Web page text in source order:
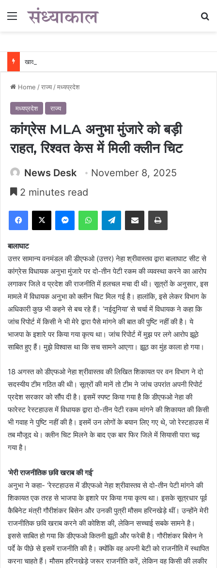
Menu
Home /राज्य /मध्यप्रदेश
मध्यप्रदेश राज्य
कांग्रेस MLA अनुभा मुंजारे को बड़ी
राहत, रिश्वत केस में मिली क्लीन चिट
News Desk
November 8, 2025
2 minutes read
Facebook
X MessengerWhatsAppTelegramShare via Email Print
बालाघाट
उत्तर सामान्य वनमंडल की डीएफओ (उत्तर) नेहा श्रीवास्तव द्वारा बालाघाट सीट से
कांग्रेस विधायक अनुभा मुंजारे पर दो-तीन पेटी रकम की व्यवस्था करने का आरोप
लगाकर जिले व प्रदेश की राजनीति में हलचल मचा दी थी। सूत्रों के अनुसार, इस
मामले में विधायक अनुभा को क्लीन चिट मिल गई है। हालांकि, इसे लेकर विभाग के
अधिकारी कुछ भी कहने से बच रहे हैं। ‘नईदुनिया’ से चर्चा में विधायक ने कहा कि
जांच रिपोर्ट में किसी ने भी मेरे द्वारा पैसे मांगने की बात की पुष्टि नहीं की है। ये
भाजपा के इशारे पर किया गया कृत्य था। जांच रिपोर्ट में मुझ पर लगे आरोप झूठे
साबित हुए हैं। मुझे विश्वास था कि सच सामने आएगा। झूठ का मुंह काला हो गया।
18 अगस्त को डीएफओ नेहा श्रीवास्तव की लिखित शिकायत पर वन विभाग ने दो
सदस्यीय टीम गठित की थी। सूत्रों की मानें तो टीम ने जांच उपरांत अपनी रिपोर्ट
प्रदेश सरकार को सौंप दी है। इसमें स्पष्ट किया गया है कि डीएफओ नेहा की
फारेस्ट रेस्टहाउस में विधायक द्वारा दो-तीन पेटी रकम मांगने की शिकायत की किसी
भी गवाह ने पुष्टि नहीं की है। इसमें उन लाेगों के बयान लिए गए थे, जो रेस्टहाउस में
तब मौजूद थे। क्लीन चिट मिलने के बाद एक बार फिर जिले में सियासी पारा चढ़
गया है।
‘मेरी राजनीतिक छवि खराब की गई’
अनुभा ने कहा- ‘रेस्टहाउस में डीएफओ नेहा श्रीवास्तव से दो-तीन पेटी मांगने की
शिकायत एक तरह से भाजपा के इशारे पर किया गया कृत्य था। इसके सूत्रधार पूर्व
कैबिनेट मंत्री गौरीशंकर बिसेन और उनकी पुत्री मौसम हरिनखेड़े थीं। उन्होंने मेरी
राजनीतिक छवि खराब करने की कोशिश की, लेकिन सच्चाई सबके सामने है।
इससे साबित हो गया कि डीएफओ कितनी झूठी और फरेबी है। गौरीशंकर बिसेन ने
पर्दे के पीछे से इसमें राजनीति की है। क्योंकि वह अपनी बेटी को राजनीति में स्थापित
करना चाहते हैं। मौसम हरिनखेड़े जरूर राजनीति करें, लेकिन वह किसी की लकीर